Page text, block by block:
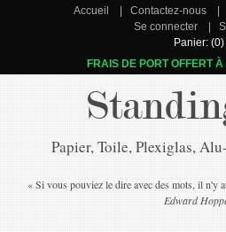
Accueil Contactez-nous
Se connecter
Panier: (0)
FRAIS DE PORT OFFERT
Papier, Toile, Plexiglas,
« Si vous pouviez le dire avec des mots, il n'y
Edward